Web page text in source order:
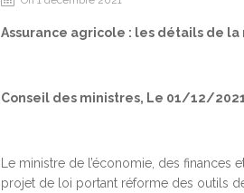
Assurance agricole : les détails de
Conseil des ministres, Le 01/12/
Le ministre de l’économie, des finances
projet de loi portant réforme des outils